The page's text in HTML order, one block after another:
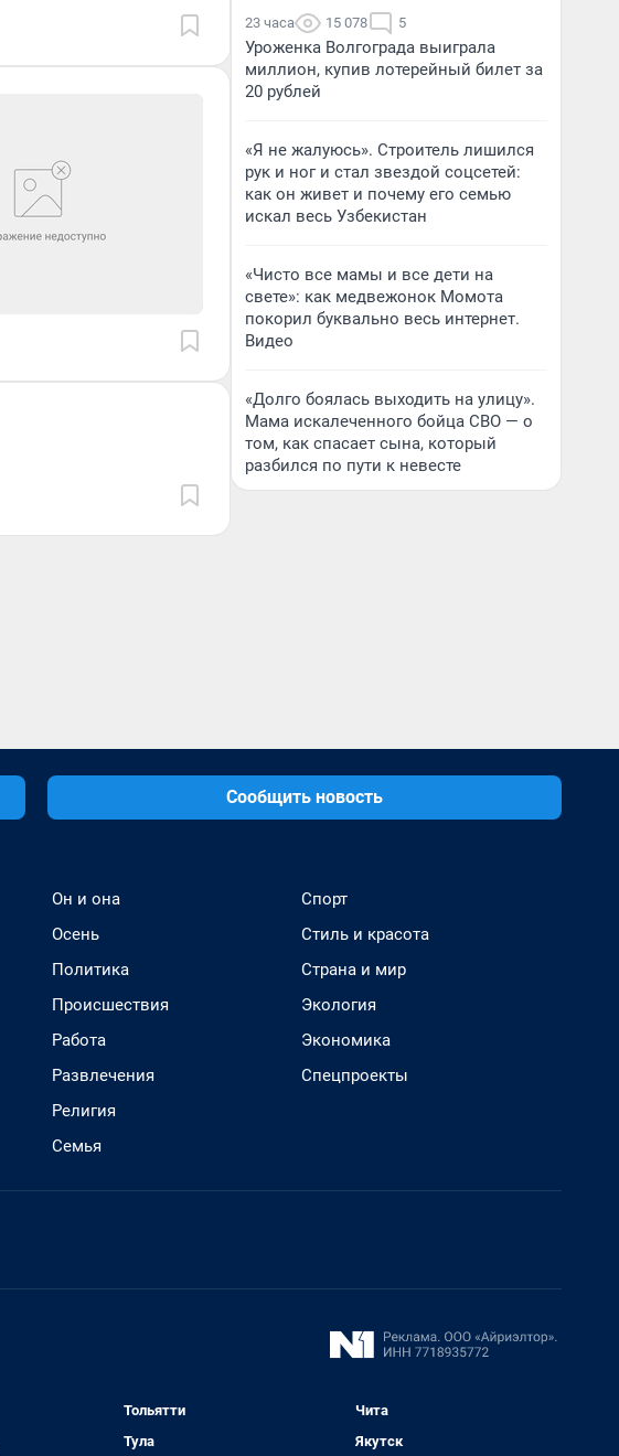
23 часа 15 078 5
Уроженка Волгограда выиграла
миллион, купив лотерейный билет за
20 рублей
«Я не жалуюсь». Строитель лишился
рук и ног и стал звездой соцсетей:
как он живет и почему его семью
искал весь Узбекистан
«Чисто все мамы и все дети на
свете»: как медвежонок Момота
покорил буквально весь интернет.
Видео
«Долго боялась выходить на улицу».
Мама искалеченного бойца СВО — о
том, как спасает сына, который
разбился по пути к невесте
Сообщить новость
Он и она
Осень
Политика
Происшествия
Работа
Развлечения
Религия
Семья
Спорт
Стиль и красота
Страна и мир
Экология
Экономика
Спецпроекты
Тольятти
Тула
Чита
Якутск